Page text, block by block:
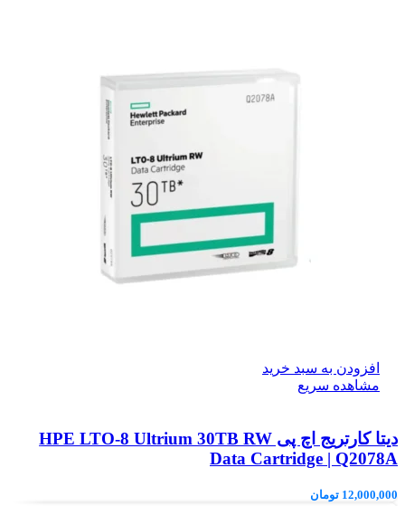
افزودن به سبد خرید
مشاهده سریع
دیتا کارتریج اچ پی HPE LTO‑8 Ultrium 30TB RW
Data Cartridge | Q2078A
12,000,000 تومان